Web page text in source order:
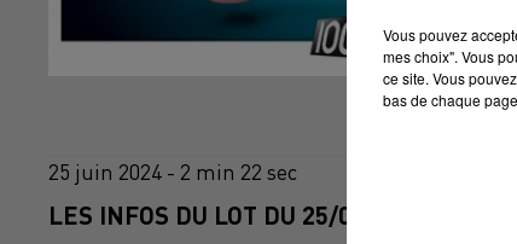
25 juin 2024 - 2 min 22 sec
LES INFOS DU LOT DU 25/06/2024 À 11H00
Vous pouvez
mes choix". Vous
ce site. Vous
bas de chaque